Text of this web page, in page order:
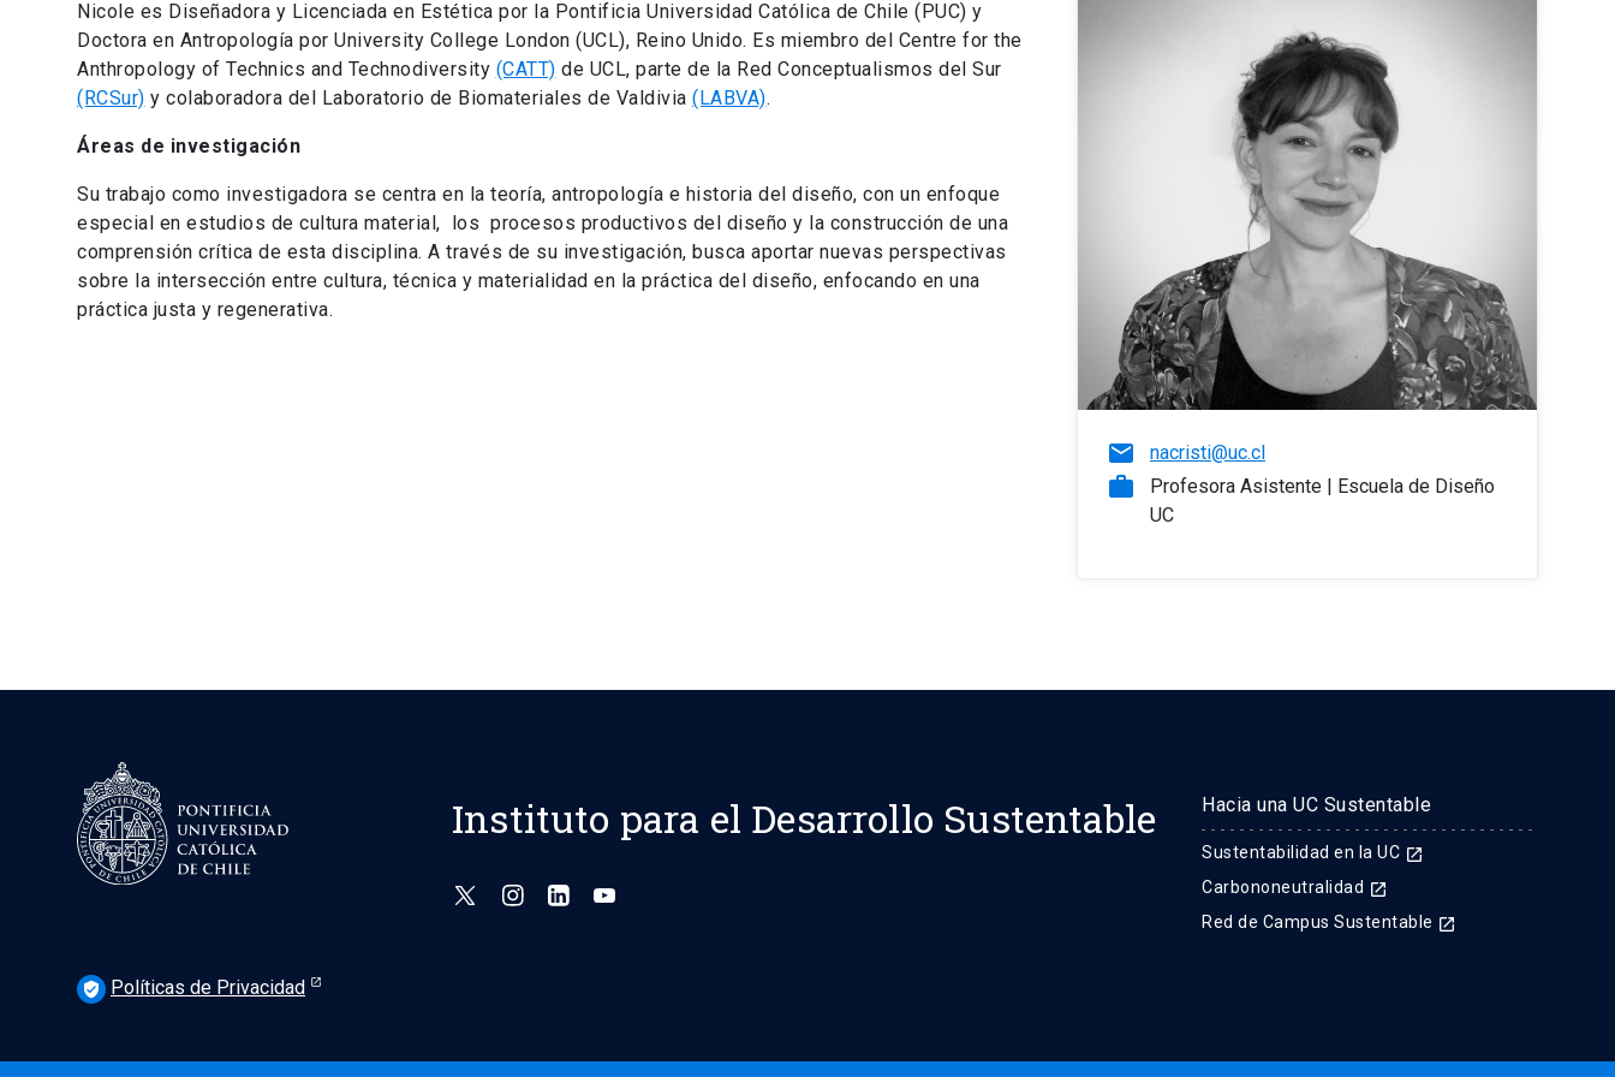
Nicole es Diseñadora y Licenciada en Estética por la Pontificia Universidad Católica de Chile (PUC) y
Doctora en Antropología por University College London (UCL), Reino Unido. Es miembro del Centre for the
Anthropology of Technics and Technodiversity (CATT) de UCL, parte de la Red Conceptualismos del Sur
(RCSur) y colaboradora del Laboratorio de Biomateriales de Valdivia (LABVA).
Áreas de investigación
Su trabajo como investigadora se centra en la teoría, antropología e historia del diseño, con un enfoque
especial en estudios de cultura material, los procesos productivos del diseño y la construcción de una
comprensión crítica de esta disciplina. A través de su investigación, busca aportar nuevas perspectivas
sobre la intersección entre cultura, técnica y materialidad en la práctica del diseño, enfocando en una
práctica justa y regenerativa.
email nacristi@uc.cl
work
Profesora Asistente | Escuela de Diseño
UC
Instituto para el Desarrollo Sustentable Hacia una UC Sustentable
Sustentabilidad en la UC launch
Carbononeutralidad launch
Red de Campus Sustentable launch
verified_user Políticas de Privacidad